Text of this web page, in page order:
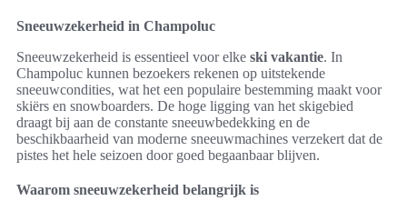
Sneeuwzekerheid in Champoluc
Sneeuwzekerheid is essentieel voor elke ski vakantie. In
Champoluc kunnen bezoekers rekenen op uitstekende
sneeuwcondities, wat het een populaire bestemming maakt voor
skiërs en snowboarders. De hoge ligging van het skigebied
draagt bij aan de constante sneeuwbedekking en de
beschikbaarheid van moderne sneeuwmachines verzekert dat de
pistes het hele seizoen door goed begaanbaar blijven.
Waarom sneeuwzekerheid belangrijk is